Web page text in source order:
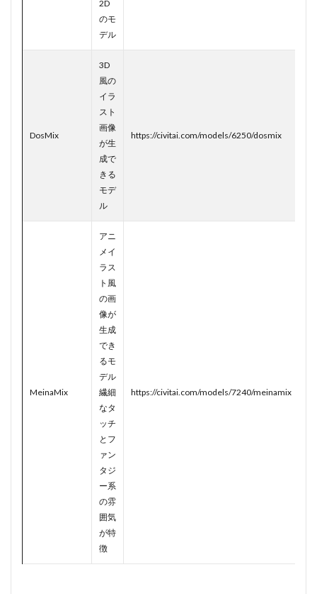
2D
のモ
デル
DosMix
3D
風の
イラ
スト
画像
が生
成で
きる
モデ
ル
https://civitai.com/models/6250/dosmix
MeinaMix
アニ
メイ
ラス
ト風
の画
像が
生成
でき
るモ
デル
繊細
なタ
ッチ
とフ
ァン
タジ
ー系
の雰
囲気
が特
徴
https://civitai.com/models/7240/meinamix